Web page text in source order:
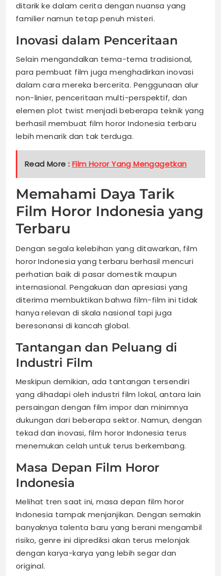
ditarik ke dalam cerita dengan nuansa yang
familier namun tetap penuh misteri.
Inovasi dalam Penceritaan
Selain mengandalkan tema-tema tradisional,
para pembuat film juga menghadirkan inovasi
dalam cara mereka bercerita. Penggunaan alur
non-linier, penceritaan multi-perspektif, dan
elemen plot twist menjadi beberapa teknik yang
berhasil membuat film horor Indonesia terbaru
lebih menarik dan tak terduga.
Read More : Film Horor Yang Mengagetkan
Memahami Daya Tarik
Film Horor Indonesia yang
Terbaru
Dengan segala kelebihan yang ditawarkan, film
horor Indonesia yang terbaru berhasil mencuri
perhatian baik di pasar domestik maupun
internasional. Pengakuan dan apresiasi yang
diterima membuktikan bahwa film-film ini tidak
hanya relevan di skala nasional tapi juga
beresonansi di kancah global.
Tantangan dan Peluang di
Industri Film
Meskipun demikian, ada tantangan tersendiri
yang dihadapi oleh industri film lokal, antara lain
persaingan dengan film impor dan minimnya
dukungan dari beberapa sektor. Namun, dengan
tekad dan inovasi, film horor Indonesia terus
menemukan celah untuk terus berkembang.
Masa Depan Film Horor
Indonesia
Melihat tren saat ini, masa depan film horor
Indonesia tampak menjanjikan. Dengan semakin
banyaknya talenta baru yang berani mengambil
risiko, genre ini diprediksi akan terus melonjak
dengan karya-karya yang lebih segar dan
original.